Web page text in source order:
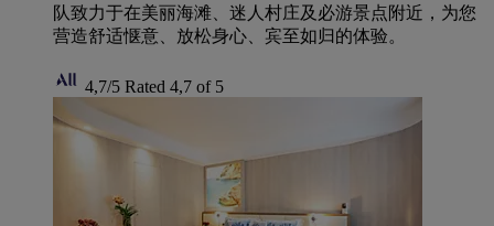
队致力于在美丽海滩、迷人村庄及必游景点附近，为您
营造舒适惬意、放松身心、宾至如归的体验。
4,7/5 Rated 4,7 of 5